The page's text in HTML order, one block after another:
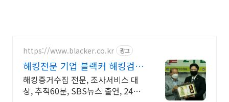
https://www.blacker.co.kr 광고
해킹전문 기업 블랙커 해킹검
사 스파이앱 탐지 전문
해킹증거수집 전문, 조사서비스 대
상, 추적60분, SBS뉴스 출연, 24시